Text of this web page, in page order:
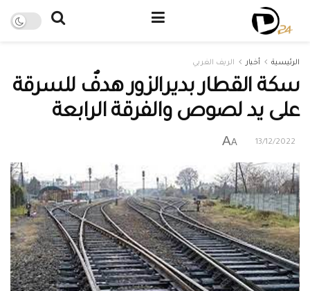
الرئيسية أخبار الريف الغربي
سكة القطار بديرالزور هدفٌ للسرقة
على يد لصوص والفرقة الرابعة
13/12/2022
A
A